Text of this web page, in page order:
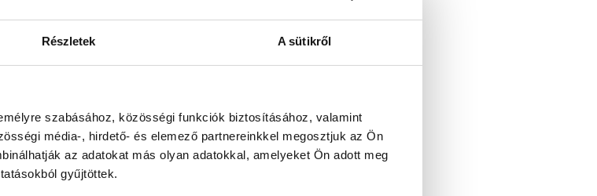
Részletek A sütikről
szabásához, közösségi funkciók biztosításához, valamint
média-, hirdető- és elemező partnereinkkel megosztjuk az Ön
az adatokat más olyan adatokkal, amelyeket Ön adott meg
gyűjtöttek.